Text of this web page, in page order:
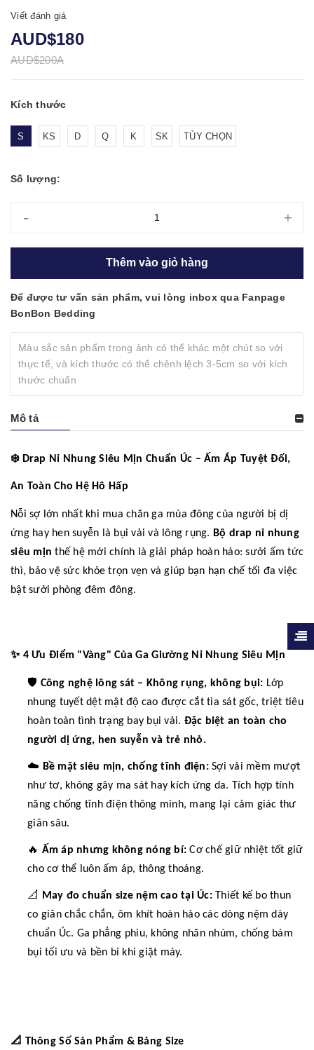
Viết đánh giá
AUD$180
AUD$200A
Kích thước
S KS D Q K SK TÙY CHỌN
Số lượng:
- +
Thêm vào giỏ hàng
Để được tư vấn sản phẩm, vui lòng inbox qua Fanpage
BonBon Bedding
Màu sắc sản phẩm trong ảnh có thể khác một chút so với
thực tế, và kích thước có thể chênh lệch 3-5cm so với kích
thước chuẩn
Mô tả
❄️Drap Nỉ Nhung Siêu Mịn Chuẩn Úc – Ấm Áp Tuyệt Đối,
An Toàn Cho Hệ Hô Hấp
Nỗi sợ lớn nhất khi mua chăn ga mùa đông của người bị dị
ứng hay hen suyễn là bụi vải và lông rụng. Bộ drap nỉ nhung
siêu mịn thế hệ mới chính là giải pháp hoàn hảo: sưởi ấm tức
thì, bảo vệ sức khỏe trọn vẹn và giúp bạn hạn chế tối đa việc
bật sưởi phòng đêm đông.
✨4 Ưu Điểm "Vàng" Của Ga Giường Nỉ Nhung Siêu Mịn
🛡️ Công nghệ lông sát – Không rụng, không bụi: Lớp
nhung tuyết dệt mật độ cao được cắt tỉa sát gốc, triệt tiêu
hoàn toàn tình trạng bay bụi vải. Đặc biệt an toàn cho
người dị ứng, hen suyễn và trẻ nhỏ.
☁️ Bề mặt siêu mịn, chống tĩnh điện:Sợi vải mềm mượt
như tơ, không gây ma sát hay kích ứng da. Tích hợp tính
năng chống tĩnh điện thông minh, mang lại cảm giác thư
giãn sâu.
🔥 Ấm áp nhưng không nóng bí: Cơ chế giữ nhiệt tốt giữ
cho cơ thể luôn ấm áp, thông thoáng.
📐 May đo chuẩn size nệm cao tại Úc:Thiết kế bo thun
co giãn chắc chắn, ôm khít hoàn hảo các dòng nệm dày
chuẩn Úc. Ga phẳng phiu, không nhăn nhúm, chống bám
bụi tối ưu và bền bỉ khi giặt máy.
📐 Thông Số Sản Phẩm & Bảng Size